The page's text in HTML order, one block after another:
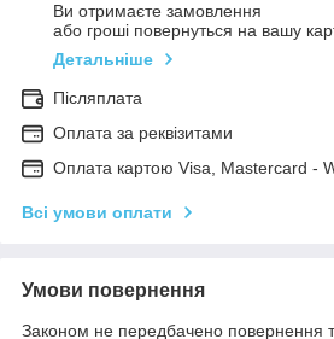
Ви отримаєте замовлення
або гроші повернуться на вашу
Детальніше
Післяплата
Оплата за реквізитами
Оплата картою Visa, Mastercard -
Всі умови оплати
Умови повернення
Законом не передбачено повернення